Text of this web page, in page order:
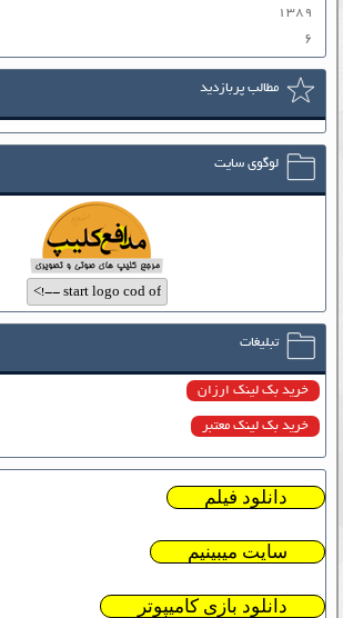
۱۳۸۹
۶
مطالب پربازدید
لوگوی سایت
تبلیغات
خرید بک لینک ارزان
خرید بک لینک معتبر
دانلود فیلم
سایت میبینیم
دانلود بازی کامیپوتر